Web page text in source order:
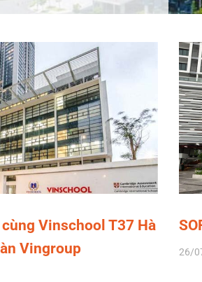
Vinschool T37 Hà
Vingroup
26/